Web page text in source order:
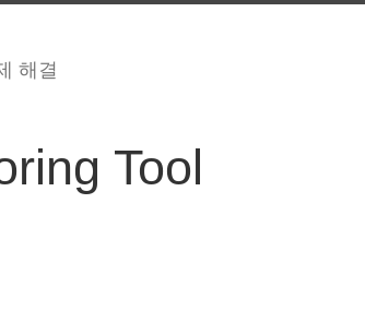
해결
Tool